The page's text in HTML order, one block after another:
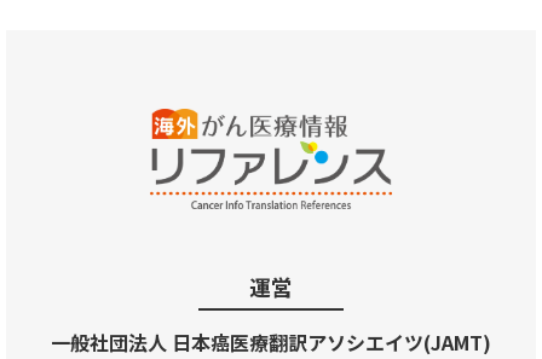
運営
一般社団法人 日本癌医療翻訳アソシエイツ(JAMT)